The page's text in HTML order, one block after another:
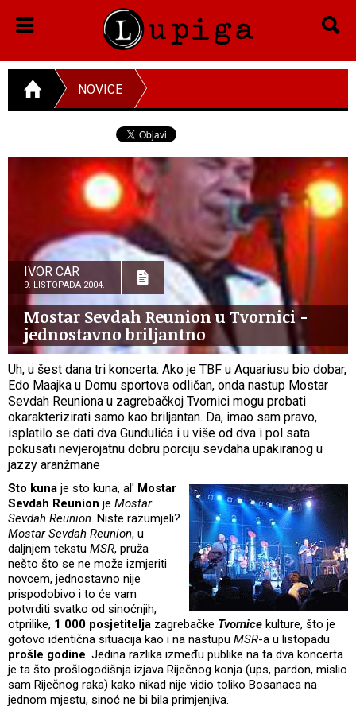
NOVICE
IVOR CAR
9. LISTOPADA 2004.
Mostar Sevdah Reunion u Tvornici -
jednostavno briljantno
Uh, u šest dana tri koncerta. Ako je TBF u Aquariusu bio dobar,
Edo Maajka u Domu sportova odličan, onda nastup Mostar
Sevdah Reuniona u zagrebačkoj Tvornici mogu probati
okarakterizirati samo kao briljantan. Da, imao sam pravo,
isplatilo se dati dva Gundulića i u više od dva i pol sata
pokusati nevjerojatnu dobru porciju sevdaha upakiranog u
jazzy aranžmane
Sto kuna je sto kuna, al' Mostar
Sevdah Reunion je Mostar
Sevdah Reunion. Niste razumjeli?
Mostar Sevdah Reunion, u
daljnjem tekstu MSR, pruža
nešto što se ne može izmjeriti
novcem, jednostavno nije
prispodobivo i to će vam
potvrditi svatko od sinoćnjih,
otprilike, 1 000 posjetitelja zagrebačke Tvornice kulture, što je
gotovo identična situacija kao i na nastupu MSR-a u listopadu
prošle godine. Jedina razlika između publike na ta dva koncerta
je ta što prošlogodišnja izjava Riječnog konja (ups, pardon, mislio
sam Riječnog raka) kako nikad nije vidio toliko Bosanaca na
jednom mjestu, sinoć ne bi bila primjenjiva.